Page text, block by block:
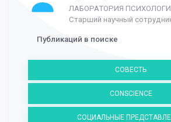
ЛАБОРАТОРИЯ
Старший научный
Публикаций в поиске
СОВЕСТЬ
CONSCIENCE
СОЦИАЛЬНЫЕ